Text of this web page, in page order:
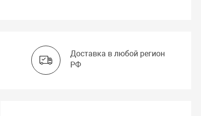
Доставка в любой регион
РФ